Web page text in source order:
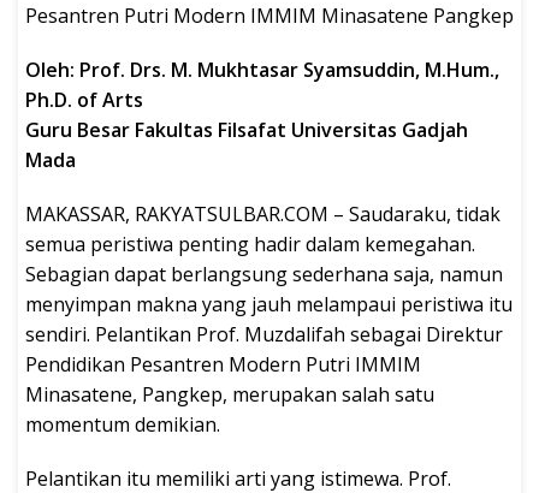
Pesantren Putri Modern IMMIM Minasatene Pangkep
Oleh: Prof. Drs. M. Mukhtasar Syamsuddin, M.Hum.,
Ph.D. of Arts
Guru Besar Fakultas Filsafat Universitas Gadjah
Mada
MAKASSAR, RAKYATSULBAR.COM – Saudaraku, tidak
semua peristiwa penting hadir dalam kemegahan.
Sebagian dapat berlangsung sederhana saja, namun
menyimpan makna yang jauh melampaui peristiwa itu
sendiri. Pelantikan Prof. Muzdalifah sebagai Direktur
Pendidikan Pesantren Modern Putri IMMIM
Minasatene, Pangkep, merupakan salah satu
momentum demikian.
Pelantikan itu memiliki arti yang istimewa. Prof.